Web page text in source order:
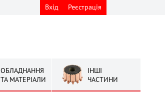
Вхід Реєстрація
ОБЛАДНАННЯ
ТА МАТЕРІАЛИ
ІНШІ
ЧАСТИНИ